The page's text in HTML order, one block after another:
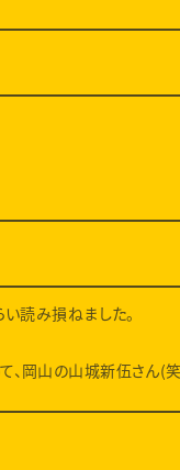
い読み損ねました。
、岡山の山城新伍さん(